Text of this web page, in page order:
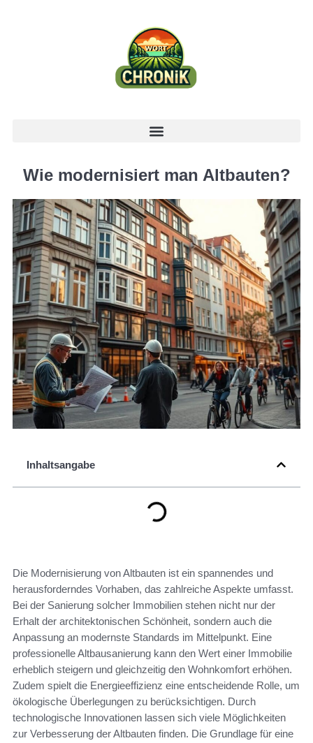
Wie modernisiert man Altbauten?
Inhaltsangabe
Die Modernisierung von Altbauten ist ein spannendes und
herausforderndes Vorhaben, das zahlreiche Aspekte umfasst.
Bei der Sanierung solcher Immobilien stehen nicht nur der
Erhalt der architektonischen Schönheit, sondern auch die
Anpassung an modernste Standards im Mittelpunkt. Eine
professionelle Altbausanierung kann den Wert einer Immobilie
erheblich steigern und gleichzeitig den Wohnkomfort erhöhen.
Zudem spielt die Energieeffizienz eine entscheidende Rolle, um
ökologische Überlegungen zu berücksichtigen. Durch
technologische Innovationen lassen sich viele Möglichkeiten
zur Verbesserung der Altbauten finden. Die Grundlage für eine